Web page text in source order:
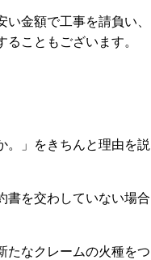
金額で工事を請負い、
こともございます。
。」をきちんと理由を説
書を交わしていない場合
たなクレームの火種をつ